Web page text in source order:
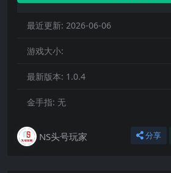
最近更新: 2026-06-06
游戏大小:
最新版本: 1.0.4
金手指: 无
NS头号玩家 分享